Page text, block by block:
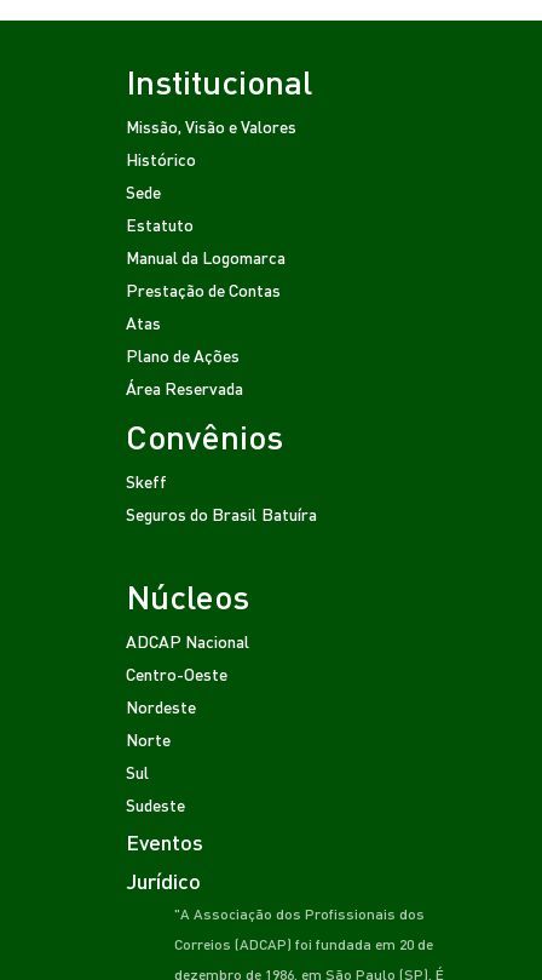
Institucional
Missão, Visão e Valores
Histórico
Sede
Estatuto
Manual da Logomarca
Prestação de Contas
Atas
Plano de Ações
Área Reservada
Convênios
Skeff
Seguros do Brasil Batuíra
Núcleos
ADCAP Nacional
Centro-Oeste
Nordeste
Norte
Sul
Sudeste
Eventos
Jurídico
"A Associação dos Profissionais dos
Correios (ADCAP) foi fundada em 20 de
dezembro de 1986, em São Paulo (SP). É